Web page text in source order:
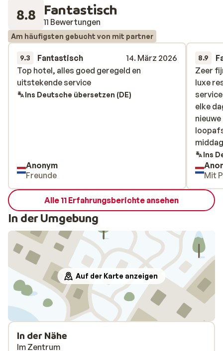
8.8 Fantastisch
11 Bewertungen
Am häufigsten gebucht von mit partner
9.3 Fantastisch
14. März 2026
Top hotel, alles goed geregeld en
uitstekende service
Top hotel, alles goed geregeld en
uitstekende service
Ins Deutsche übersetzen (DE)
Anonym
Freunde
8.9
Zeer
luxe
elke
te
zowel
uur
je hier
vaste
gezet
over
Zeer
luxe
elke
Ins
Mit
Alle 11 Erfahrungsberichte ansehen
In der Umgebung
Auf der Karte anzeigen
In der Nähe
Im Zentrum